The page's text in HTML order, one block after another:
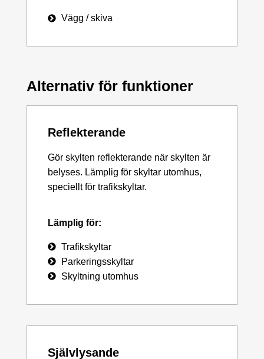
Vägg / skiva
Alternativ för funktioner
Reflekterande
Gör skylten reflekterande när skylten är
belyses. Lämplig för skyltar utomhus,
speciellt för trafikskyltar.
Lämplig för:
Trafikskyltar
Parkeringsskyltar
Skyltning utomhus
Självlysande